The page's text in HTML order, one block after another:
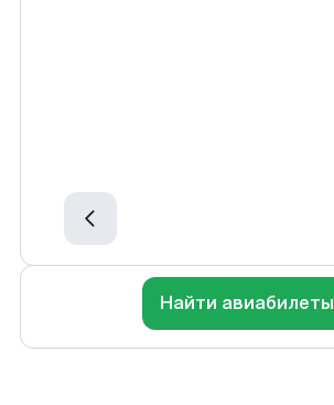
Найти авиабилеты